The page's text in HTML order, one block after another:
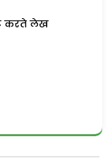
करते लेख